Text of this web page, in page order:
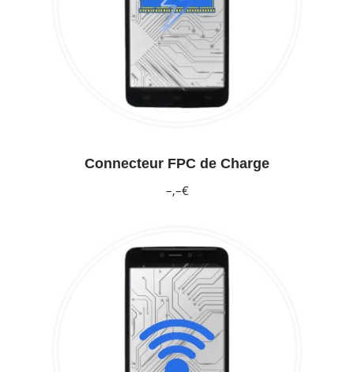
Connecteur FPC de Charge
–,–€